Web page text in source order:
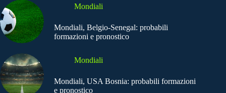
Mondiali
Mondiali, Belgio-Senegal: probabili
formazioni e pronostico
Mondiali
Mondiali, USA Bosnia: probabili formazioni
e pronostico